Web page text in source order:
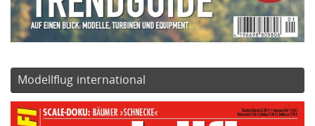
Modellflug international